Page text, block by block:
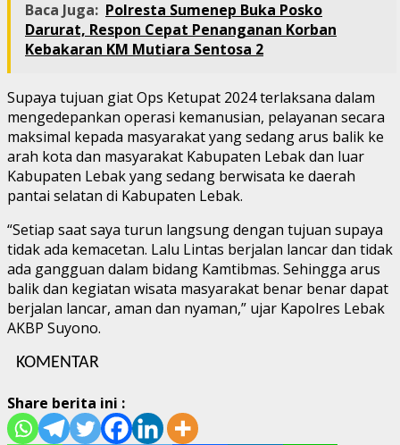
Baca Juga: Polresta Sumenep Buka Posko
Darurat, Respon Cepat Penanganan Korban
Kebakaran KM Mutiara Sentosa 2
Supaya tujuan giat Ops Ketupat 2024 terlaksana dalam
mengedepankan operasi kemanusian, pelayanan secara
maksimal kepada masyarakat yang sedang arus balik ke
arah kota dan masyarakat Kabupaten Lebak dan luar
Kabupaten Lebak yang sedang berwisata ke daerah
pantai selatan di Kabupaten Lebak.
“Setiap saat saya turun langsung dengan tujuan supaya
tidak ada kemacetan. Lalu Lintas berjalan lancar dan tidak
ada gangguan dalam bidang Kamtibmas. Sehingga arus
balik dan kegiatan wisata masyarakat benar benar dapat
berjalan lancar, aman dan nyaman,” ujar Kapolres Lebak
AKBP Suyono.
KOMENTAR
Share berita ini :